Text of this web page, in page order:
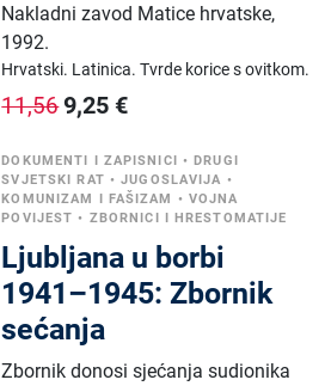
Nakladni zavod Matice hrvatske,
1992.
Hrvatski. Latinica.Tvrde korice s ovitkom.
11,569,25 €
DOKUMENTI I ZAPISNICI •DRUGI
SVJETSKI RAT •JUGOSLAVIJA •
KOMUNIZAM I FAŠIZAM • VOJNA
POVIJEST • ZBORNICI I HRESTOMATIJE
Ljubljana u borbi
1941–1945: Zbornik
sećanja
Zbornik donosi sjećanja sudionika